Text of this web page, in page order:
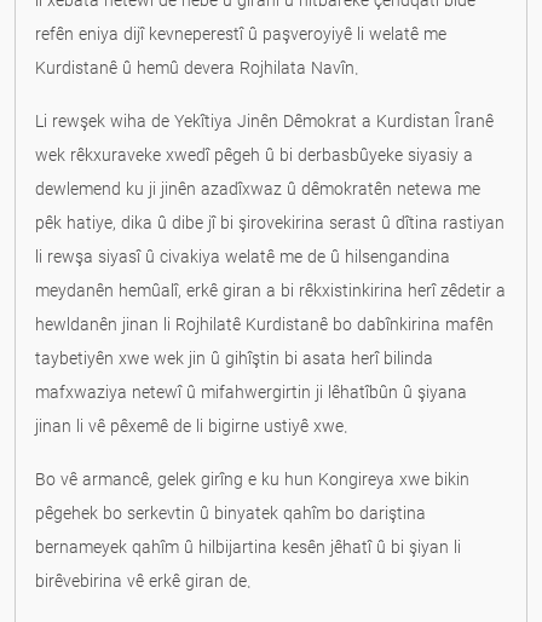
refên eniya dijî kevneperestî û paşveroyiyê li welatê me
Kurdistanê û hemû devera Rojhilata Navîn.
Li rewşek wiha de Yekîtiya Jinên Dêmokrat a Kurdistan Îranê
wek rêkxuraveke xwedî pêgeh û bi derbasbûyeke siyasiy a
dewlemend ku ji jinên azadîxwaz û dêmokratên netewa me
pêk hatiye, dika û dibe jî bi şirovekirina serast û dîtina rastiyan
li rewşa siyasî û civakiya welatê me de û hilsengandina
meydanên hemûalî, erkê giran a bi rêkxistinkirina herî zêdetir a
hewldanên jinan li Rojhilatê Kurdistanê bo dabînkirina mafên
taybetiyên xwe wek jin û gihîştin bi asata herî bilinda
mafxwaziya netewî û mifahwergirtin ji lêhatîbûn û şiyana
jinan li vê pêxemê de li bigirne ustiyê xwe.
Bo vê armancê, gelek girîng e ku hun Kongireya xwe bikin
pêgehek bo serkevtin û binyatek qahîm bo dariştina
bernameyek qahîm û hilbijartina kesên jêhatî û bi şiyan li
birêvebirina vê erkê giran de.